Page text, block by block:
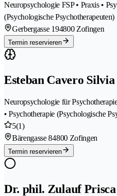
Neuropsychologie FSP • Praxis •
(Psychologische Psychotherapeuten)
Gerbergasse 194800 Zofingen
Termin reservieren
Esteban Cavero Silvia
Neuropsychologie für
• Psychotherapie (Psychologische
5(1)
Bärengasse 84800 Zofingen
Termin reservieren
Dr. phil. Zulauf Prisca